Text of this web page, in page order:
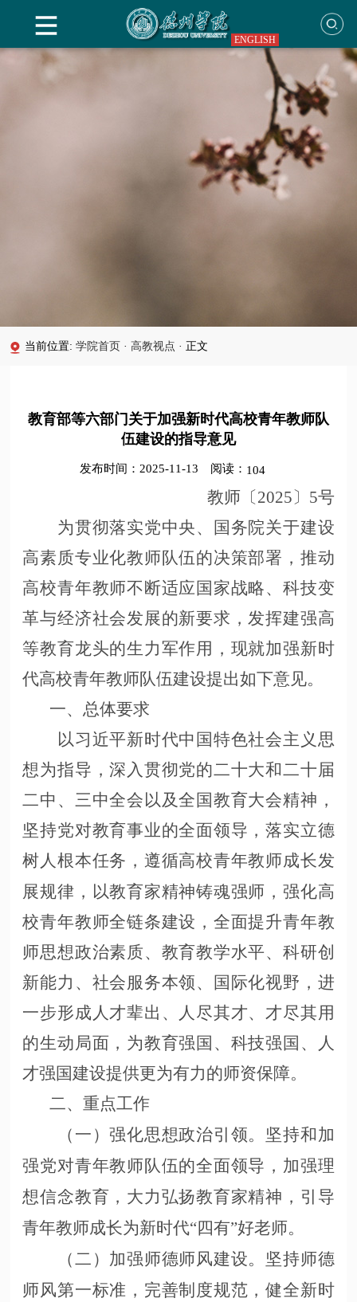
ENGLISH
当前位置:学院首页 · 高教视点 · 正文
教育部等六部门关于加强新时代高校青年教师队
伍建设的指导意见
发布时间：2025-11-13 阅读： 104
教师〔2025〕5号
为贯彻落实党中央、国务院关于建设
高素质专业化教师队伍的决策部署，推动
高校青年教师不断适应国家战略、科技变
革与经济社会发展的新要求，发挥建强高
等教育龙头的生力军作用，现就加强新时
代高校青年教师队伍建设提出如下意见。
一、总体要求
以习近平新时代中国特色社会主义思
想为指导，深入贯彻党的二十大和二十届
二中、三中全会以及全国教育大会精神，
坚持党对教育事业的全面领导，落实立德
树人根本任务，遵循高校青年教师成长发
展规律，以教育家精神铸魂强师，强化高
校青年教师全链条建设，全面提升青年教
师思想政治素质、教育教学水平、科研创
新能力、社会服务本领、国际化视野，进
一步形成人才辈出、人尽其才、才尽其用
的生动局面，为教育强国、科技强国、人
才强国建设提供更为有力的师资保障。
二、重点工作
（一）强化思想政治引领。坚持和加
强党对青年教师队伍的全面领导，加强理
想信念教育，大力弘扬教育家精神，引导
青年教师成长为新时代“四有”好老师。
（二）加强师德师风建设。坚持师德
师风第一标准，完善制度规范，健全新时